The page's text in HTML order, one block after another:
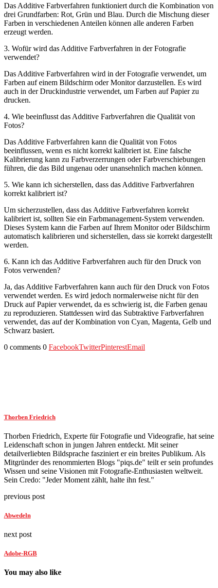
Das Additive Farbverfahren funktioniert durch die Kombination von
drei Grundfarben: Rot, Grün und Blau. Durch die Mischung dieser
Farben in verschiedenen Anteilen können alle anderen Farben
erzeugt werden.
3. Wofür wird das Additive Farbverfahren in der Fotografie
verwendet?
Das Additive Farbverfahren wird in der Fotografie verwendet, um
Farben auf einem Bildschirm oder Monitor darzustellen. Es wird
auch in der Druckindustrie verwendet, um Farben auf Papier zu
drucken.
4. Wie beeinflusst das Additive Farbverfahren die Qualität von
Fotos?
Das Additive Farbverfahren kann die Qualität von Fotos
beeinflussen, wenn es nicht korrekt kalibriert ist. Eine falsche
Kalibrierung kann zu Farbverzerrungen oder Farbverschiebungen
führen, die das Bild ungenau oder unansehnlich machen können.
5. Wie kann ich sicherstellen, dass das Additive Farbverfahren
korrekt kalibriert ist?
Um sicherzustellen, dass das Additive Farbverfahren korrekt
kalibriert ist, sollten Sie ein Farbmanagement-System verwenden.
Dieses System kann die Farben auf Ihrem Monitor oder Bildschirm
automatisch kalibrieren und sicherstellen, dass sie korrekt dargestellt
werden.
6. Kann ich das Additive Farbverfahren auch für den Druck von
Fotos verwenden?
Ja, das Additive Farbverfahren kann auch für den Druck von Fotos
verwendet werden. Es wird jedoch normalerweise nicht für den
Druck auf Papier verwendet, da es schwierig ist, die Farben genau
zu reproduzieren. Stattdessen wird das Subtraktive Farbverfahren
verwendet, das auf der Kombination von Cyan, Magenta, Gelb und
Schwarz basiert.
0 comments 0 FacebookTwitterPinterestEmail
Thorben Friedrich
Thorben Friedrich, Experte für Fotografie und Videografie, hat seine
Leidenschaft schon in jungen Jahren entdeckt. Mit seiner
detailverliebten Bildsprache fasziniert er ein breites Publikum. Als
Mitgründer des renommierten Blogs "piqs.de" teilt er sein profundes
Wissen und seine Visionen mit Fotografie-Enthusiasten weltweit.
Sein Credo: "Jeder Moment zählt, halte ihn fest."
previous post
Abwedeln
next post
Adobe-RGB
You may also like